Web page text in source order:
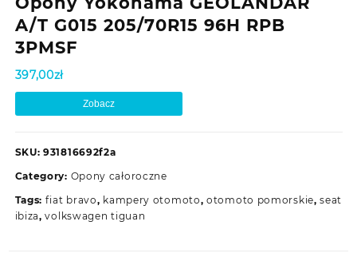
A/T G015 205/70R15 96H RPB
3PMSF
397,00zł
Zobacz
SKU: 931816692f2a
Category: Opony całoroczne
Tags: fiat bravo, kampery otomoto,otomoto pomorskie,seat
ibiza,volkswagen tiguan